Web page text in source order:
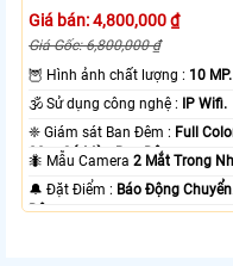
Giá bán: 4,800,000 ₫
Giá Gốc: 6,800,000 ₫
🦉 Hình ảnh chất lượng : 10 MP.
🕉️ Sử dụng công nghệ :
IP Wifi.
❈ Giám sát Ban Đêm : Full
20m Có Màu Ban Ðêm.
🐜 Mẫu Camera2 Mắt Trong
️🔔 Đặt Điểm : Báo Động Chuyển
Động.